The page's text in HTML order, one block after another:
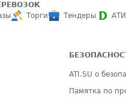
Торги Тендеры
ATI.SU о
Памятка по